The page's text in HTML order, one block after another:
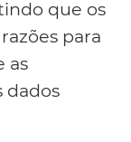
que os
para
as
dados